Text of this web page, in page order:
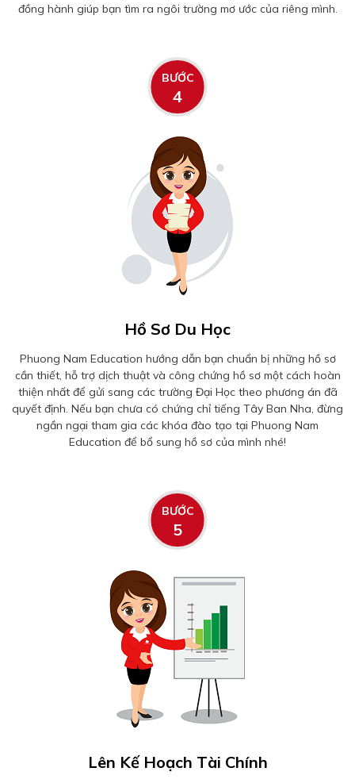
đồng hành giúp bạn tìm ra ngôi trường mơ ước của riêng mình.
BƯỚC
4
Hồ Sơ Du Học
Phuong Nam Education hướng dẫn bạn chuẩn bị những hồ sơ
cần thiết, hỗ trợ dịch thuật và công chứng hồ sơ một cách hoàn
thiện nhất để gửi sang các trường Đại Học theo phương án đã
quyết định. Nếu bạn chưa có chứng chỉ tiếng Tây Ban Nha, đừng
ngần ngại tham gia các khóa đào tạo tại Phuong Nam
Education để bổ sung hồ sơ của mình nhé!
BƯỚC
5
Lên Kế Hoạch Tài Chính